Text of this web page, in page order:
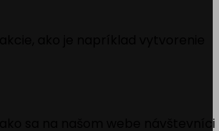
ako je napríklad vytvorenie
sa na našom webe návštevníci